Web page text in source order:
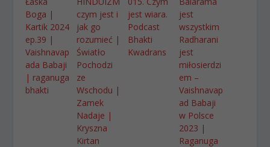
Boga |
Kartik 2024
ep.39 |
Vaishnavap
ada Babaji
| raganuga
bhakti
czym jest i
jak go
rozumieć |
Światło
Pochodzi
ze
Wschodu |
Zamek
Nadaje |
Kryszna
Kirtan
jest wiara.
Podcast
Bhakti
Kwadrans
jest
wszystkim
Radharani
jest
miłosierdzi
em –
Vaishnavap
ad Babaji
w Polsce
2023 |
Raganuga